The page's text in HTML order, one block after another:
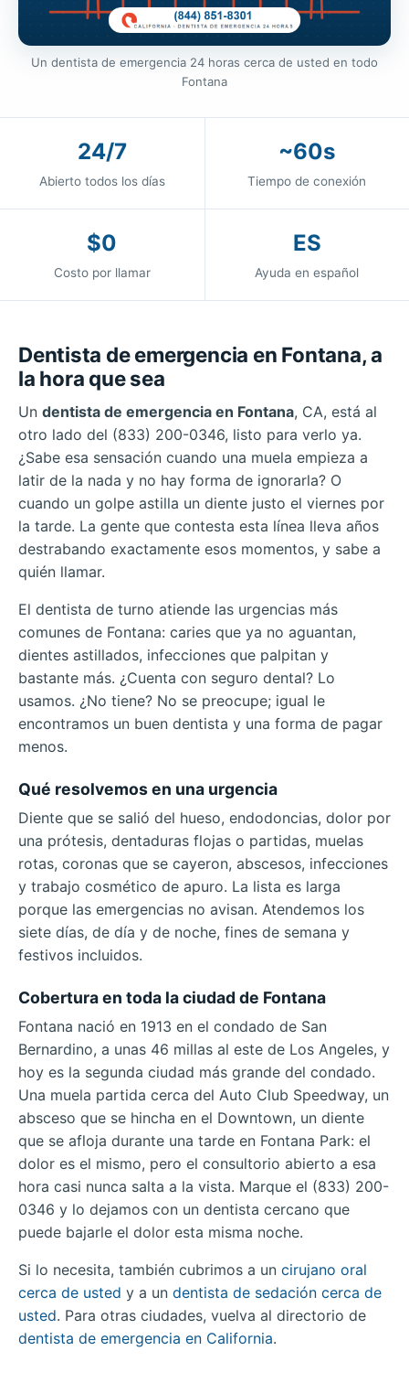
Un dentista de emergencia 24 horas cerca de usted en todo
Fontana
24/7
Abierto todos los días
~60s
Tiempo de conexión
$0
Costo por llamar
ES
Ayuda en español
Dentista de emergencia en Fontana, a
la hora que sea
Un dentista de emergencia en Fontana, CA, está al
otro lado del (833) 200-0346, listo para verlo ya.
¿Sabe esa sensación cuando una muela empieza a
latir de la nada y no hay forma de ignorarla? O
cuando un golpe astilla un diente justo el viernes por
la tarde. La gente que contesta esta línea lleva años
destrabando exactamente esos momentos, y sabe a
quién llamar.
El dentista de turno atiende las urgencias más
comunes de Fontana: caries que ya no aguantan,
dientes astillados, infecciones que palpitan y
bastante más. ¿Cuenta con seguro dental? Lo
usamos. ¿No tiene? No se preocupe; igual le
encontramos un buen dentista y una forma de pagar
menos.
Qué resolvemos en una urgencia
Diente que se salió del hueso, endodoncias, dolor por
una prótesis, dentaduras flojas o partidas, muelas
rotas, coronas que se cayeron, abscesos, infecciones
y trabajo cosmético de apuro. La lista es larga
porque las emergencias no avisan. Atendemos los
siete días, de día y de noche, fines de semana y
festivos incluidos.
Cobertura en toda la ciudad de Fontana
Fontana nació en 1913 en el condado de San
Bernardino, a unas 46 millas al este de Los Angeles, y
hoy es la segunda ciudad más grande del condado.
Una muela partida cerca del Auto Club Speedway, un
absceso que se hincha en el Downtown, un diente
que se afloja durante una tarde en Fontana Park: el
dolor es el mismo, pero el consultorio abierto a esa
hora casi nunca salta a la vista. Marque el (833) 200-
0346 y lo dejamos con un dentista cercano que
puede bajarle el dolor esta misma noche.
Si lo necesita, también cubrimos a un cirujano oral
cerca de usted y a un dentista de sedación cerca de
usted. Para otras ciudades, vuelva al directorio de
dentista de emergencia en California.